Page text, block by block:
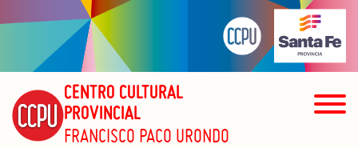
CENTRO CULTURAL
PROVINCIAL
FRANCISCO PACO URONDO